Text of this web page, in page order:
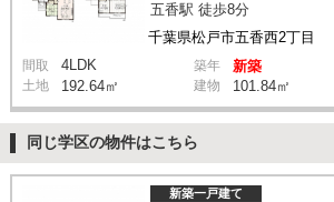
千葉県松戸市五香西2丁目
五香駅 徒歩8分
間取 4LDK 築年 新築
土地 192.64㎡ 建物 101.84㎡
同じ学区の物件はこちら
新築一戸建て